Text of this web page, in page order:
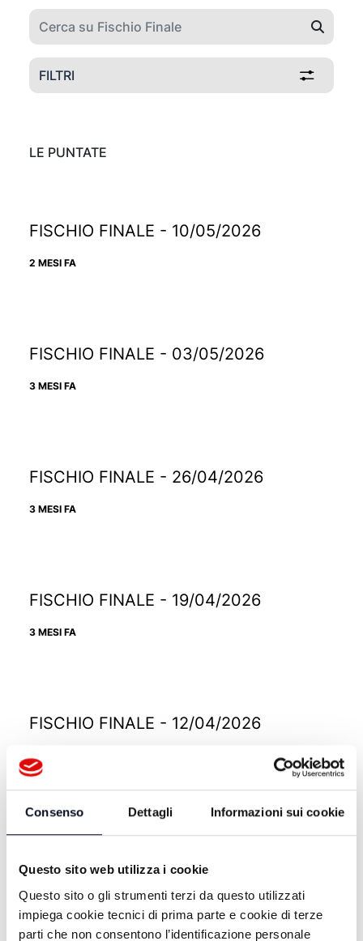
Consenso Dettagli Informazioni sui cookie
Questo sito web utilizza i cookie
Questo sito o gli strumenti terzi da questo utilizzati
impiega cookie tecnici di prima parte e cookie di terze
parti che non consentono l’identificazione personale
FILTRI
LE PUNTATE
FISCHIO FINALE - 10/05/2026
2 MESI FA
FISCHIO FINALE - 03/05/2026
3 MESI FA
FISCHIO FINALE - 26/04/2026
3 MESI FA
FISCHIO FINALE - 19/04/2026
3 MESI FA
FISCHIO FINALE - 12/04/2026
3 MESI FA